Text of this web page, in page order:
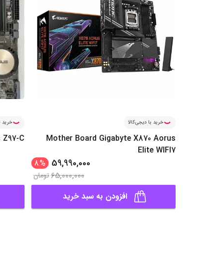
خرید با دیجی‌کالا
Mother Board Gigabyte X870 Aorus
Elite WIFI7
59,990,000
%
8
65,000,000تومان
افزودن به سبد خرید
خرید
C